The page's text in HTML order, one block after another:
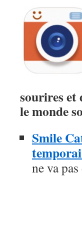
sourires et
le monde
Smile
ne va